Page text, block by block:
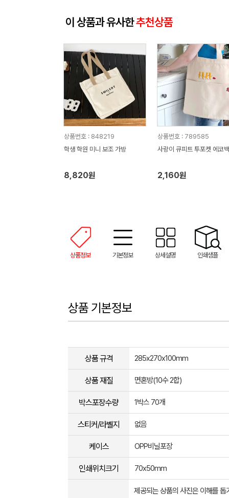
이 상품과 유사한추천상품
상품번호 : 848219
학생 학원 미니 보조 가방
8,820원
상품번호 : 789585
사랑이 큐피트 투포켓 에코백
2,160원
상품정보 기본정보 상세설명 인쇄샘플
상품 기본정보
상품 규격 285x270x100mm
상품 재질 면혼방(10수 2합)
박스포장수량 1박스 70개
스티커/라벨지 없음
케이스 OPP비닐포장
인쇄위치크기 70x50mm
제공되는 상품의 사진은 이해를